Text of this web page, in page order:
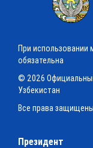
При использовании
обязательна
© 2026
Узбекистан
Все права защищены
Президент